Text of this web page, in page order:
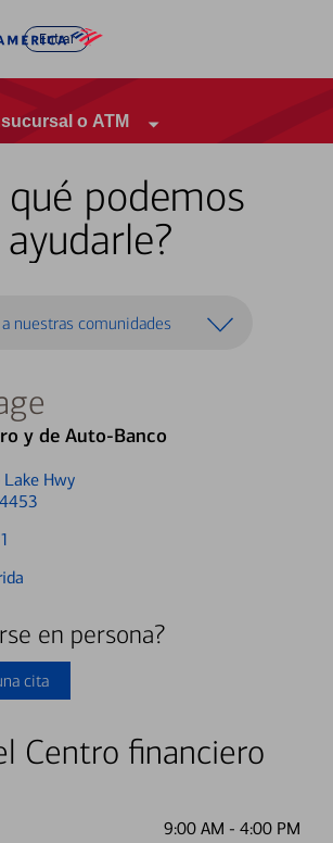
Entrar
o ATM
qué podemos
ayudarle?
nuestras comunidades
y de Auto-Banco
Hwy
en persona?
cita
Centro financiero
9:00 AM - 4:00 PM